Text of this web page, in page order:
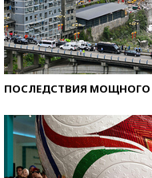
ПОСЛЕДСТВИЯ МОЩНОГО